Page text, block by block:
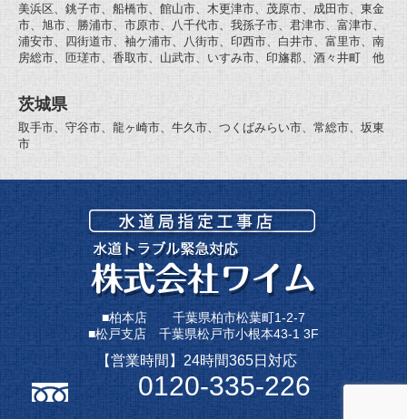
美浜区、銚子市、船橋市、館山市、木更津市、茂原市、成田市、東金
市、旭市、勝浦市、市原市、八千代市、我孫子市、君津市、富津市、
浦安市、四街道市、袖ケ浦市、八街市、印西市、白井市、富里市、南
房総市、匝瑳市、香取市、山武市、いすみ市、印旛郡、酒々井町 他
茨城県
取手市、守谷市、龍ヶ崎市、牛久市、つくばみらい市、常総市、坂東
市
■柏本店 千葉県柏市松葉町1-2-7
■松戸支店 千葉県松戸市小根本43-1 3F
【営業時間】24時間365日対応
0120-335-226